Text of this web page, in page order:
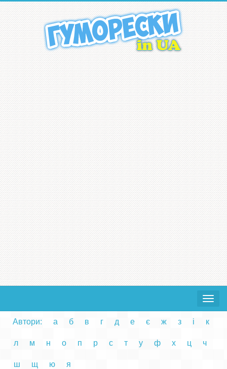
Toggle
Автори: а б в г д е є ж з і к
л м н о п р с т у ф х ц ч
ш щ ю я